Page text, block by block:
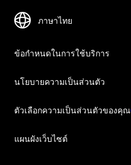
ข้อกำหนดในการใช้บริการ
นโยบายความเป็นส่วนตัว
ตัวเลือกความเป็นส่วนตัวของคุณ
แผนผังเว็บไซต์